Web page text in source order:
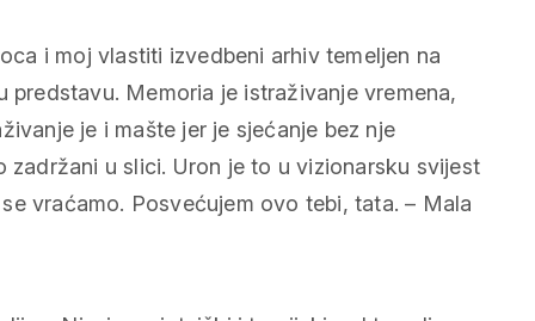
i moj vlastiti izvedbeni arhiv temeljen na
Memoria je istraživanje vremena,
je i mašte jer je sjećanje bez nje
u slici. Uron je to u vizionarsku svijest
vraćamo. Posvećujem ovo tebi, tata. – Mala